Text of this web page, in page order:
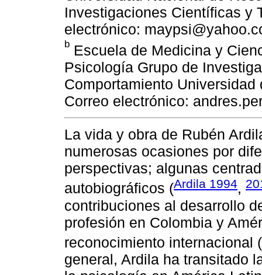
Investigaciones Científicas y
electrónico:
b Escuela de Medicina y
Psicología Grupo de
Comportamiento
Correo electrónico:
La vida y obra de Rubén
numerosas ocasiones por
perspectivas; algunas
autobiográficos (Ardila 1994,
contribuciones al desarrollo
profesión en Colombia y
reconocimiento internacional (
general, Ardila ha transitado